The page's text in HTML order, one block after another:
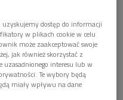

w kulturze
dostęp do informacji
w plikach cookie w celu
może zaakceptować swoje
jak również skorzystać z
uzasadnionego interesu lub w
Te wybory będą
miały wpływu na dane